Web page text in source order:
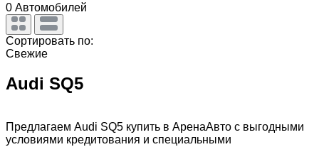
0 Автомобилей
Сортировать по:
Свежие
Audi SQ5
Предлагаем Audi SQ5 купить в АренаАвто с выгодными
условиями кредитования и специальными